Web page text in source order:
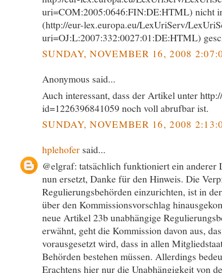
uri=COM:2005:0646:FIN:DE:HTML) nicht
(http://eur-lex.europa.eu/LexUriServ/
uri=OJ:L:2007:332:0027:01:DE:HTML)
SUNDAY, NOVEMBER 16, 2008
Anonymous said...
Auch interessant, dass der Artikel unter
id=1226396841059 noch voll abrufbar ist.
SUNDAY, NOVEMBER 16, 2008
hplehofer said...
@elgraf: tatsächlich funktioniert ein anderer
nun ersetzt, Danke für den Hinweis. Die
Regulierungsbehörden einzurichten, ist in
über den Kommissionsvorschlag
neue Artikel 23b unabhängige
erwähnt, geht die Kommission davon aus,
vorausgesetzt wird, dass in allen
Behörden bestehen müssen. Allerdings
Erachtens hier nur die Unabhängigkeit von